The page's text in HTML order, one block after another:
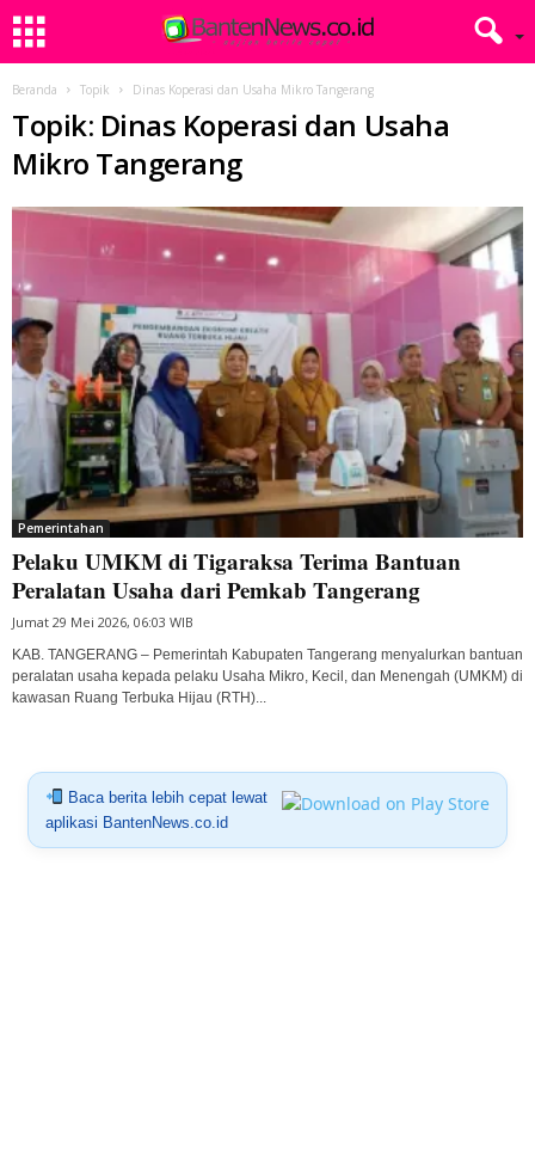
Beranda Topik Dinas Koperasi dan Usaha Mikro Tangerang
Topik: Dinas Koperasi dan Usaha
Mikro Tangerang
Pemerintahan
Pelaku UMKM di Tigaraksa Terima Bantuan
Peralatan Usaha dari Pemkab Tangerang
Jumat 29 Mei 2026, 06:03 WIB
KAB. TANGERANG – Pemerintah Kabupaten Tangerang menyalurkan bantuan
peralatan usaha kepada pelaku Usaha Mikro, Kecil, dan Menengah (UMKM) di
kawasan Ruang Terbuka Hijau (RTH)...
Baca berita lebih cepat lewat
aplikasi BantenNews.co.id